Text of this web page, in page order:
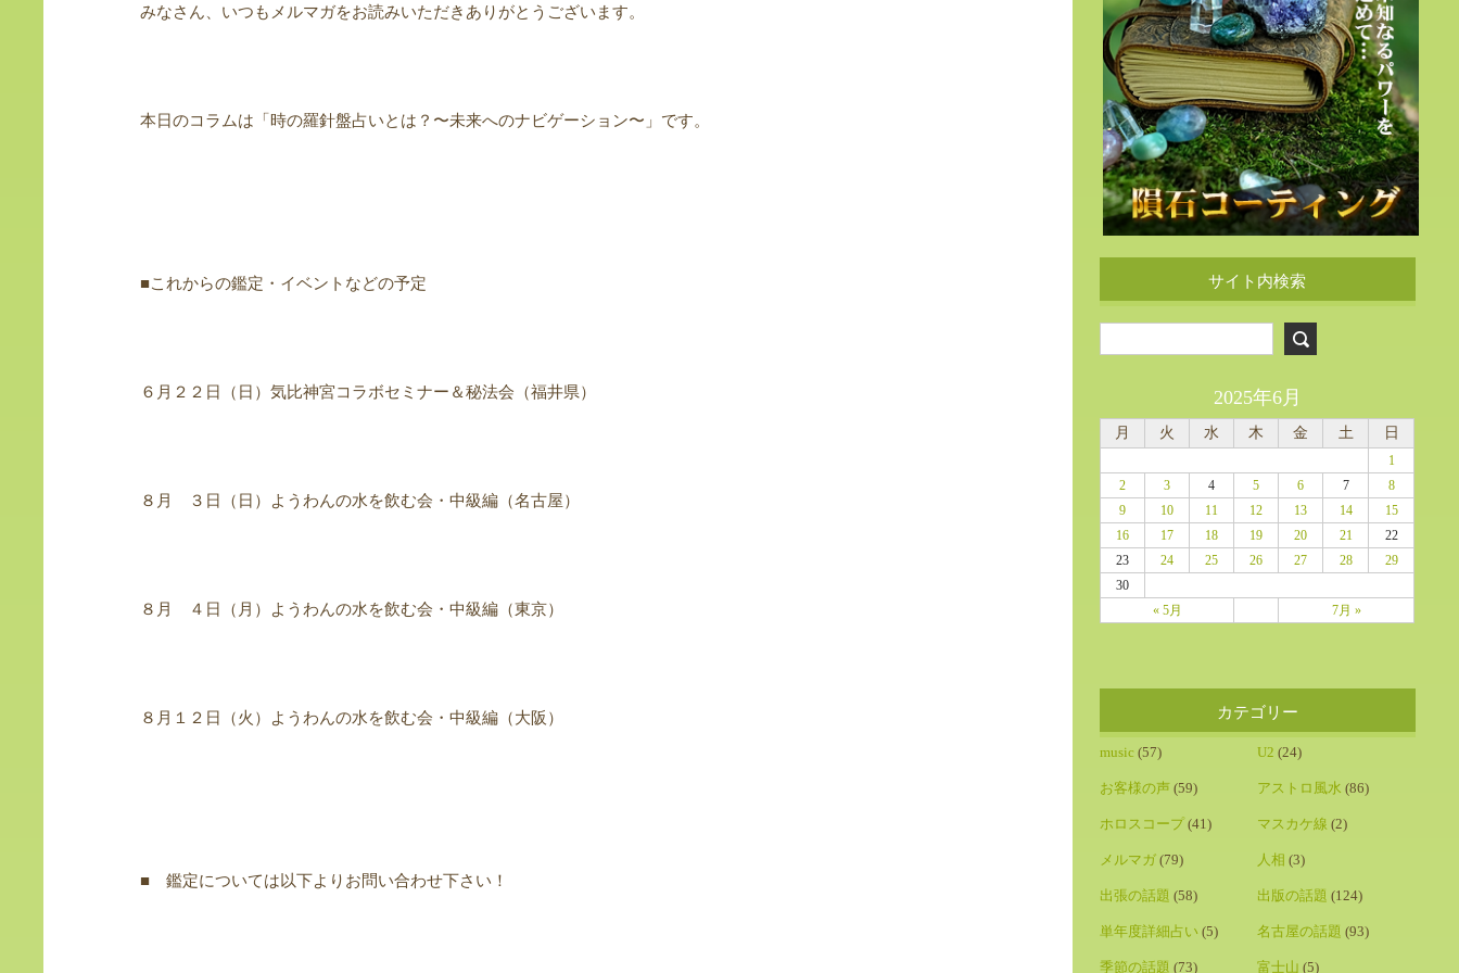
みなさん、いつもメルマガをお読みいただきありがとうございます。
本日のコラムは「時の羅針盤占いとは？〜未来へのナビゲーション〜」です。
■これからの鑑定・イベントなどの予定
６月２２日（日）気比神宮コラボセミナー＆秘法会（福井県）
８月 ３日（日）ようわんの水を飲む会・中級編（名古屋）
８月 ４日（月）ようわんの水を飲む会・中級編（東京）
８月１２日（火）ようわんの水を飲む会・中級編（大阪）
■ 鑑定については以下よりお問い合わせ下さい！
サイト内検索
2025年6月
月 火 水 木 金 土 日
« 5月 7月 »
1
2
3 4 5 6 7
8
9
10 11 12 13 14
15
16
17 18 19 20 21
22
23
24 25 26 27 28
29
30
カテゴリー
music (57) U2 (24)
お客様の声 (59) アストロ風水 (86)
ホロスコープ(41) マスカケ線 (2)
メルマガ (79) 人相 (3)
出張の話題 (58) 出版の話題 (124)
単年度詳細占い (5) 名古屋の話題 (93)
季節の話題 (73) 富士山 (5)